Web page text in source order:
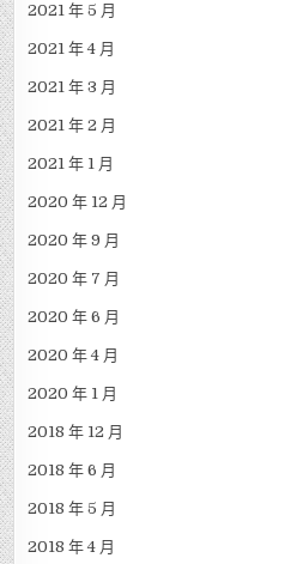
2021 年 5 月
2021 年 4 月
2021 年 3 月
2021 年 2 月
2021 年 1 月
2020 年 12 月
2020 年 9 月
2020 年 7 月
2020 年 6 月
2020 年 4 月
2020 年 1 月
2018 年 12 月
2018 年 6 月
2018 年 5 月
2018 年 4 月